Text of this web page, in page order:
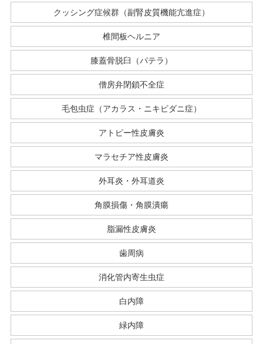
クッシング症候群（副腎皮質機能亢進症）
椎間板ヘルニア
膝蓋骨脱臼（パテラ）
僧房弁閉鎖不全症
毛包虫症（アカラス・ニキビダニ症）
アトピー性皮膚炎
マラセチア性皮膚炎
外耳炎・外耳道炎
角膜損傷・角膜潰瘍
脂漏性皮膚炎
歯周病
消化管内寄生虫症
白内障
緑内障